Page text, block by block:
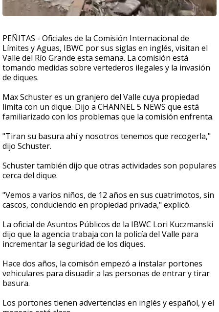
PEÑITAS - Oficiales de la Comisión Internacional de
Límites y Aguas, IBWC por sus siglas en inglés, visitan el
Valle del Río Grande esta semana. La comisión está
tomando medidas sobre vertederos ilegales y la invasión
de diques.
Max Schuster es un granjero del Valle cuya propiedad
limita con un dique. Dijo a CHANNEL 5 NEWS que está
familiarizado con los problemas que la comisión enfrenta.
"Tiran su basura ahí y nosotros tenemos que recogerla,"
dijo Schuster.
Schuster también dijo que otras actividades son populares
cerca del dique.
"Vemos a varios niños, de 12 años en sus cuatrimotos, sin
cascos, conduciendo en propiedad privada," explicó.
La oficial de Asuntos Públicos de la IBWC Lori Kuczmanski
dijo que la agencia trabaja con la policía del Valle para
incrementar la seguridad de los diques.
Hace dos años, la comisón empezó a instalar portones
vehiculares para disuadir a las personas de entrar y tirar
basura.
Los portones tienen advertencias en inglés y español, y el